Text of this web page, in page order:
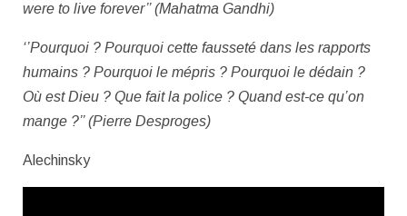
were to live forever’’ (Mahatma Gandhi)
‘’Pourquoi ? Pourquoi cette fausseté dans les rapports
humains ? Pourquoi le mépris ? Pourquoi le dédain ?
Où est Dieu ? Que fait la police ? Quand est-ce qu’on
mange ?’’ (Pierre Desproges)
Alechinsky